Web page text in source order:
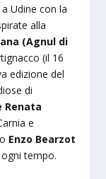
Udine con la
alla
(Agnul di
(il 16
edizione del
di
Renata
e
Enzo Bearzot
tempo.